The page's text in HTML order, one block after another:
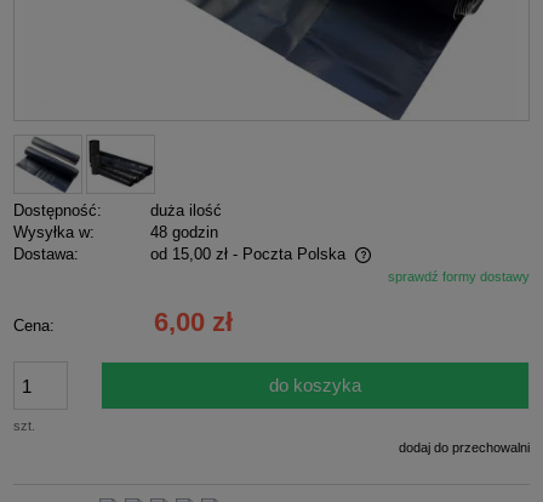
Dostępność:
duża ilość
Wysyłka w:
48 godzin
Dostawa:
od 15,00 zł - Poczta Polska
Cena nie zawiera ewentualnych kosztów płatnościsprawdź formy dostawy
Cena: 6,00 zł
szt.
do koszyka
dodaj do przechowalni